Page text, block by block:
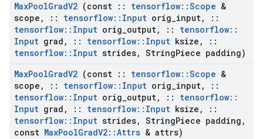
MaxPoolGradV2 (const :: tensorflow::Scope &
scope , :: tensorflow:: Input orig input,
::
tensorflow:: Input orig output, :: tensorflow::
Input grad , :: tensorflow:: Input ksize ,
::
tensorflow:: Input strides, StringPiece padding)
MaxPoolGradV2 (const :: tensorflow::Scope &
scope , :: tensorflow:: Input orig input,
::
tensorflow:: Input orig output, :: tensorflow::
Input grad , :: tensorflow:: Input ksize ,
::
tensorflow:: Input strides, StringPiece padding ,
const MaxPoolGradV2::Attrs & attrs)